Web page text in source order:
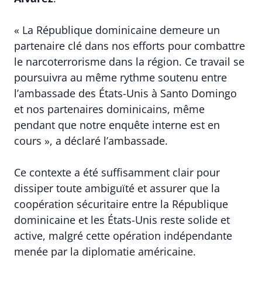
« La République dominicaine demeure un
partenaire clé dans nos efforts pour combattre
le narcoterrorisme dans la région. Ce travail se
poursuivra au même rythme soutenu entre
l’ambassade des États-Unis à Santo Domingo
et nos partenaires dominicains, même
pendant que notre enquête interne est en
cours », a déclaré l’ambassade.
Ce contexte a été suffisamment clair pour
dissiper toute ambiguïté et assurer que la
coopération sécuritaire entre la République
dominicaine et les États-Unis reste solide et
active, malgré cette opération indépendante
menée par la diplomatie américaine.